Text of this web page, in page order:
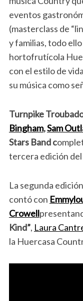
eventos
(masterclass de
y familias, todo
hortofrutícola
con el estilo de
su música como
Turnpike
Bingham,Sam
Stars Band c
tercera edición del
La segunda
contó con
Crowell
Kind”, Laura
la Huercasa